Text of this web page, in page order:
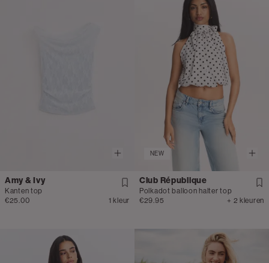
Amy & Ivy
Kanten top
€25.00
1 kleur
NEW
Club République
Polkadot balloon halter top
€29.95
+ 2 kleuren